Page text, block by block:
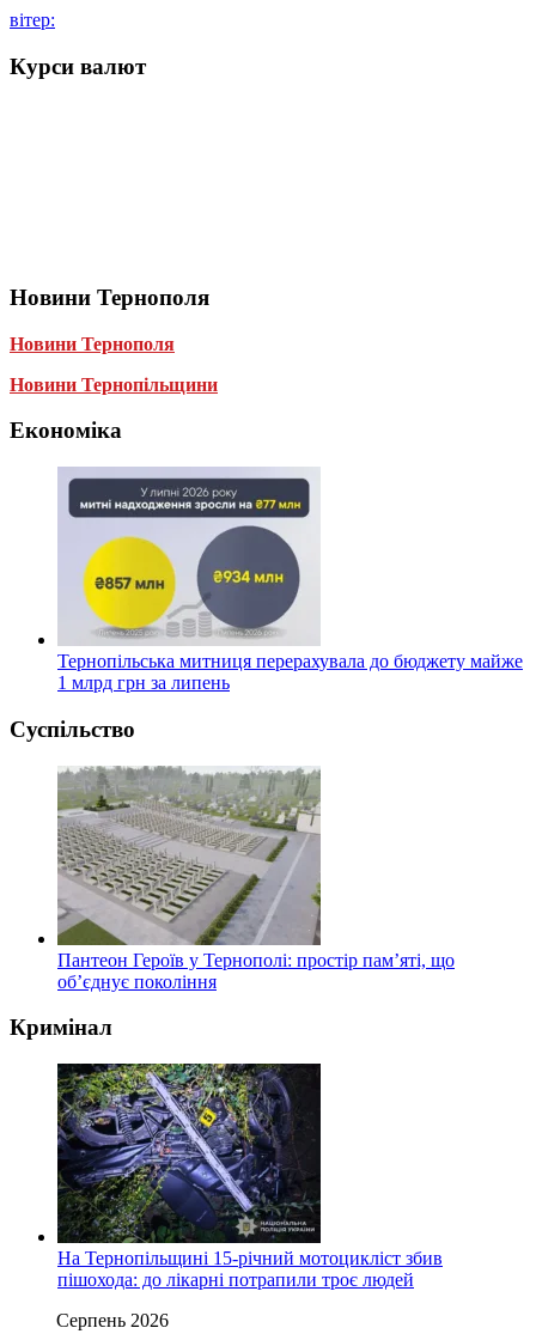
вітер:
Курси валют
Новини Тернополя
Новини Тернополя
Новини Тернопільщини
Економіка
Тернопільська митниця перерахувала до бюджету майже
1 млрд грн за липень
Суспільство
Пантеон Героїв у Тернополі: простір пам’яті, що
об’єднує покоління
Кримінал
На Тернопільщині 15-річний мотоцикліст збив
пішохода: до лікарні потрапили троє людей
Серпень 2026